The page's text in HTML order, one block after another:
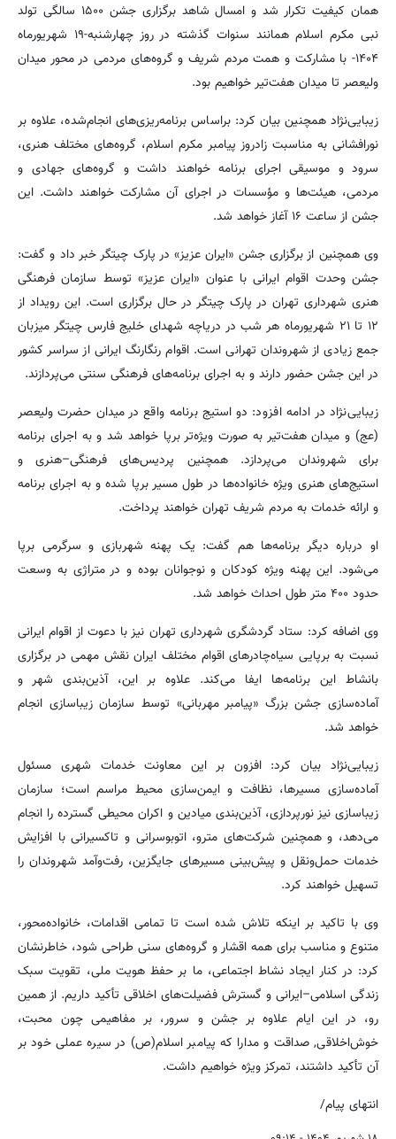
همان کیفیت تکرار شد و امسال شاهد برگزاری جشن ۱۵۰۰ سالگی تولد
نبی مکرم اسلام همانند سنوات گذشته در روز چهارشنبه-۱۹ شهریورماه
۱۴۰۴- با مشارکت و همت مردم شریف و گروه‌های مردمی در محور میدان
ولیعصر تا میدان هفت‌تیر خواهیم بود.
زیبایی‌نژاد همچنین بیان کرد: براساس برنامه‌ریزی‌های انجام‌شده، علاوه بر
نورافشانی به مناسبت زادروز پیامبر مکرم اسلام، گروه‌های مختلف هنری،
سرود و موسیقی اجرای برنامه خواهند داشت و گروه‌های جهادی و
مردمی، هیئت‌ها و مؤسسات در اجرای آن مشارکت خواهند داشت. این
جشن از ساعت ۱۶ آغاز خواهد شد.
وی همچنین از برگزاری جشن «ایران عزیز» در پارک چیتگر خبر داد و گفت:
جشن وحدت اقوام ایرانی با عنوان «ایران عزیز» توسط سازمان فرهنگی
هنری شهرداری تهران در پارک چیتگر در حال برگزاری است. این رویداد از
۱۲ تا ۲۱ شهریورماه هر شب در دریاچه شهدای خلیج فارس چیتگر میزبان
جمع زیادی از شهروندان تهرانی است. اقوام رنگارنگ ایرانی از سراسر کشور
در این جشن حضور دارند و به اجرای برنامه‌های فرهنگی سنتی می‌پردازند.
زیبایی‌نژاد در ادامه افزود: دو استیج برنامه واقع در میدان حضرت ولیعصر
(عج) و میدان هفت‌تیر به صورت ویژه‌تر برپا خواهد شد و به اجرای برنامه
برای شهروندان می‌پردازد. همچنین پردیس‌های فرهنگی–هنری و
استیج‌های هنری ویژه خانواده‌ها در طول مسیر برپا شده و به اجرای برنامه
و ارائه خدمات به مردم شریف تهران خواهند پرداخت.
او درباره دیگر برنامه‌ها هم گفت: یک پهنه شهربازی و سرگرمی برپا
می‌شود. این پهنه ویژه کودکان و نوجوانان بوده و در متراژی به وسعت
حدود ۴۰۰ متر طول احداث خواهد شد.
وی اضافه کرد: ستاد گردشگری شهرداری تهران نیز با دعوت از اقوام ایرانی
نسبت به برپایی سیاه‌چادرهای اقوام مختلف ایران نقش مهمی در برگزاری
بانشاط این برنامه‌ها ایفا می‌کند. علاوه بر این، آذین‌بندی شهر و
آماده‌سازی جشن بزرگ «پیامبر مهربانی» توسط سازمان زیباسازی انجام
خواهد شد.
زیبایی‌نژاد بیان کرد: افزون بر این معاونت خدمات شهری مسئول
آماده‌سازی مسیرها، نظافت و ایمن‌سازی محیط مراسم است؛ سازمان
زیباسازی نیز نورپردازی، آذین‌بندی میادین و اکران محیطی گسترده را انجام
می‌دهد، و همچنین شرکت‌های مترو، اتوبوسرانی و تاکسیرانی با افزایش
خدمات حمل‌ونقل و پیش‌بینی مسیرهای جایگزین، رفت‌وآمد شهروندان را
تسهیل خواهند کرد.
وی با تاکید بر اینکه تلاش شده است تا تمامی اقدامات، خانواده‌محور،
متنوع و مناسب برای همه اقشار و گروه‌های سنی طراحی شود، خاطرنشان
کرد: در کنار ایجاد نشاط اجتماعی، ما بر حفظ هویت ملی، تقویت سبک
زندگی اسلامی–ایرانی و گسترش فضیلت‌های اخلاقی تأکید داریم. از همین
رو، در این ایام علاوه بر جشن و سرور، بر مفاهیمی چون محبت،
خوش‌اخلاقی, صداقت و مدارا که پیامبر اسلام(ص) در سیره عملی خود بر
آن تأکید داشتند، تمرکز ویژه خواهیم داشت.
انتهای پیام/